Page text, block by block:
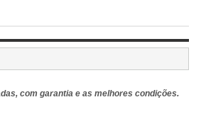
com garantia e as melhores condições.